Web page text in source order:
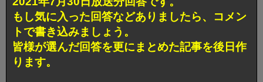
もし気に入った回答などありましたら、コメン
トで書き込みましょう。
皆様が選んだ回答を更にまとめた記事を後日作
ります。